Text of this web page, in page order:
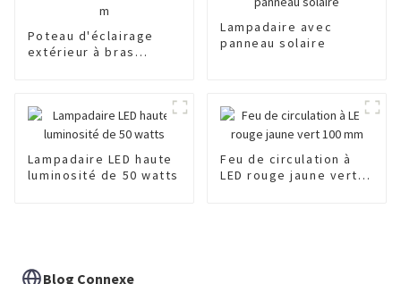
Poteau d'éclairage
extérieur à bras
Lampadaire avec
panneau solaire
Lampadaire LED haute
luminosité de 50 watts
Feu de circulation à
LED rouge jaune vert
Blog Connexe